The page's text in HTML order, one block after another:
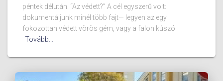
péntek délután. “Az védett?” A cél egyszerű volt:
dokumentáljunk minél több fajt— legyen az egy
fokozottan védett vörös gém, vagy a falon kúszó
Tovább…